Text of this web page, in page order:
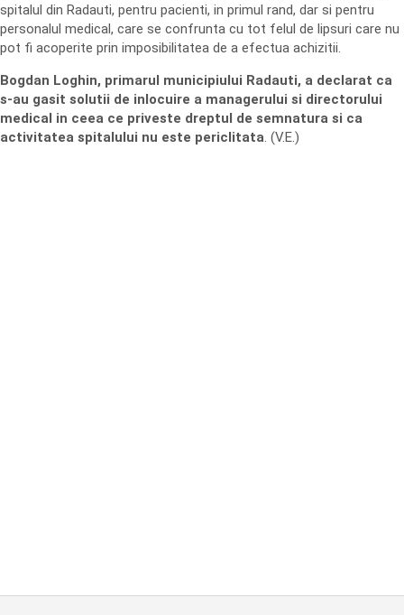
spitalul din Radauti, pentru pacienti, in primul rand, dar si pentru
personalul medical, care se confrunta cu tot felul de lipsuri care nu
pot fi acoperite prin imposibilitatea de a efectua achizitii.
Bogdan Loghin, primarul municipiului Radauti, a declarat ca
s-au gasit solutii de inlocuire a managerului si directorului
medical in ceea ce priveste dreptul de semnatura si ca
activitatea spitalului nu este periclitata. (V.E.)